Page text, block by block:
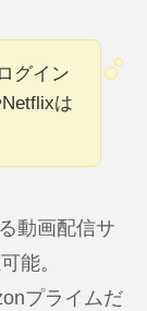
グイン
は
動画配信サ
能。
プライムだ